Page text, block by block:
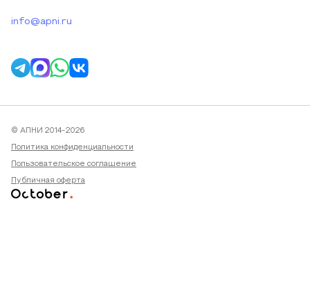
info@apni.ru
© АПНИ 2014-2026
Политика конфиденциальности
Пользовательское соглашение
Публичная оферта